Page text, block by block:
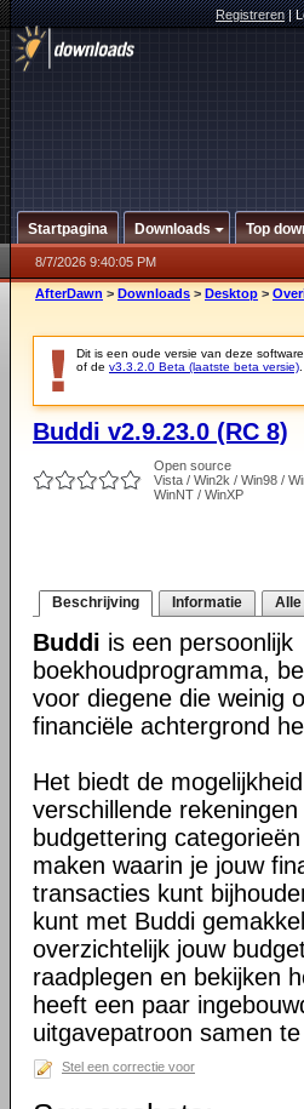
Registreren|
Startpagina Downloads Top
8/7/2026 9:40:05 PM
AfterDawn > Downloads > Desktop >
Dit is een oude versie van deze
of de v3.3.2.0 Beta (laatste beta versie)
Buddi v2.9.23.0 (RC 8)
Open source
Vista / Win2k / Win98 /
WinNT / WinXP
Beschrijving Informatie
Buddi is een persoonlijk
boekhoudprogramma,
voor diegene die weinig
financiële achtergrond
Het biedt de
verschillende rekeningen
budgettering
maken waarin je jouw
transacties kunt
kunt met Buddi
overzichtelijk jouw
raadplegen en bekijken
heeft een paar
uitgavepatroon samen
Stel een correctie voor